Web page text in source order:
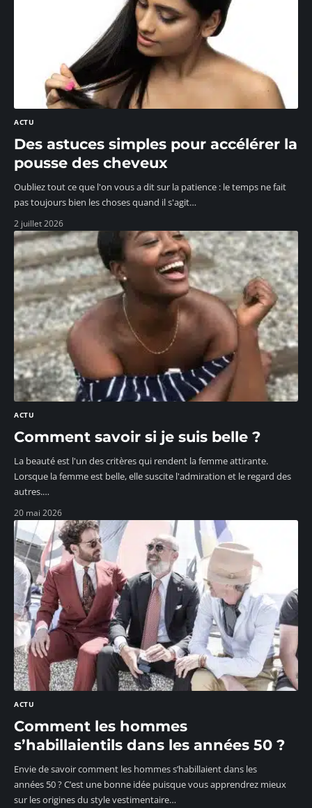
ACTU
Des astuces simples pour accélérer la
pousse des cheveux
Oubliez tout ce que l'on vous a dit sur la patience : le temps ne fait
pas toujours bien les choses quand il s'agit…
2 juillet 2026
ACTU
Comment savoir si je suis belle ?
La beauté est l'un des critères qui rendent la femme attirante.
Lorsque la femme est belle, elle suscite l'admiration et le regard des
autres.…
20 mai 2026
ACTU
Comment les hommes
s’habillaientils dans les années 50 ?
Envie de savoir comment les hommes s’habillaient dans les
années 50 ? C’est une bonne idée puisque vous apprendrez mieux
sur les origines du style vestimentaire…